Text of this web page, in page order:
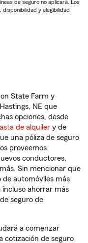
de seguro no aplicará. Los
y elegibilidad
State Farm y
NE que
opciones, desde
de alquiler y de
una póliza de seguro
proveemos
conductores,
Sin mencionar que
de automóviles más
incluso ahorrar más
seguro de
a comenzar
cotización de seguro